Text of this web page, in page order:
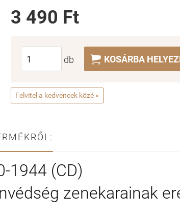
3 490 Ft
db  KOSÁRBA
Felvitel a kedvencek közé »
1944 (CD)
zenekarainak